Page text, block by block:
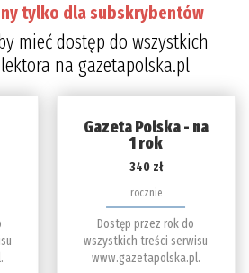
tylko dla subskrybentów
mieć dostęp do wszystkich
na gazetapolska.pl
Gazeta Polska - na
1 rok
340 zł
rocznie
Dostęp przez rok do
wszystkich treści serwisu
www.gazetapolska.pl.